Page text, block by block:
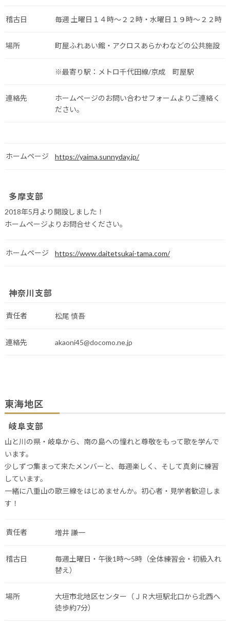
稽古日 毎週 土曜日１４時～２２時・水曜日１９時～２２時
場所 町屋ふれあい館・アクロスあらかわなどの公共施設
※最寄り駅：メトロ千代田線/京成 町屋駅
連絡先
ホームページのお問い合わせフォームよりご連絡く
ださい。
ホームページ https://yaima.sunnyday.jp/
多摩支部
2018年5月より開設しました！
ホームページよりお問合せください。
ホームページ https://www.daitetsukai-tama.com/
神奈川支部
責任者 松尾 慎吾
連絡先 akaoni45@docomo.ne.jp
東海地区
岐阜支部
山と川の県・岐阜から、南の島への憧れと尊敬をもって歌を学んで
います。
少しずつ集まって来たメンバーと、毎週楽しく、そして真剣に練習
しています。
一緒に八重山の歌三線をはじめませんか。初心者・見学者歓迎しま
す！
責任者 増井 謙一
稽古日
毎週土曜日・午後1時～5時（全体練習会・初級入れ
替え）
場所
大垣市北地区センター（ＪＲ大垣駅北口から北西へ
徒歩約7分）